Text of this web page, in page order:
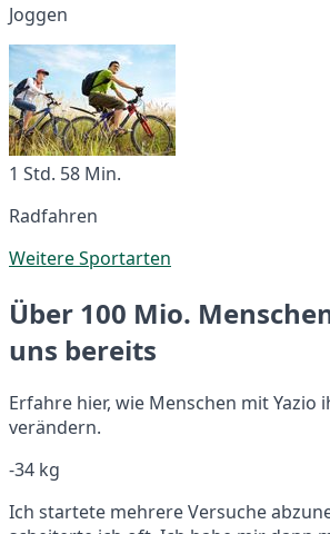
Joggen
1 Std. 58 Min.
Radfahren
Weitere Sportarten
Über 100 Mio.
uns bereits
Erfahre hier, wie Menschen mit Yazio
verändern.
-34 kg
Ich startete mehrere Versuche